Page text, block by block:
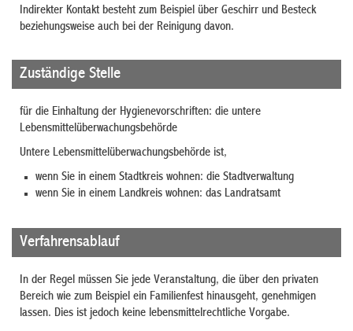
Indirekter Kontakt besteht zum Beispiel über Geschirr und Besteck
beziehungsweise auch bei der Reinigung davon.
Zuständige Stelle
für die Einhaltung der Hygienevorschriften: die untere
Lebensmittelüberwachungsbehörde
Untere Lebensmittelüberwachungsbehörde ist,
wenn Sie in einem Stadtkreis wohnen: die Stadtverwaltung
wenn Sie in einem Landkreis wohnen: das Landratsamt
Verfahrensablauf
In der Regel müssen Sie jede Veranstaltung, die über den privaten
Bereich wie zum Beispiel ein Familienfest hinausgeht, genehmigen
lassen. Dies ist jedoch keine lebensmittelrechtliche Vorgabe.